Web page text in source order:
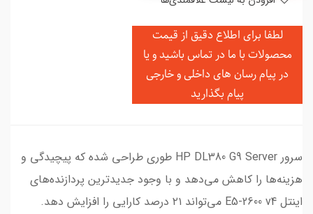
لطفا برای اطلاع دقیق از قیمت
محصولات با ما در تماس باشید و یا
در پیام رسان های داخلی و خارجی
پیام بگذارید
سرور HP DL380 G9 Server طوری طراحی شده که پیچیدگی و
هزینه‌ها را کاهش می‌دهد و با وجود جدیدترین پردازنده‌های
اینتل E5-2600 v4 می‌تواند ۲۱ درصد کارایی را افزایش دهد.